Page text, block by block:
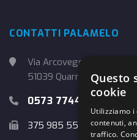
CONTATTI PALAMELO
Via Arcoveggio, 4
51039 Quarrata (PT)
0573 774457
375 985 5526
Questo
cookie
Utilizziamo i
contenuti,
traffico.